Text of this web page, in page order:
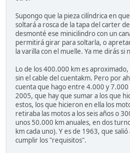
Supongo que la pieza cilíndrica en
soltará a rosca de la tapa del carter
desmonté ese minicilindro con un
permitirá girar para soltarla, o
la varilla con el muelle. Ya me dirás si
Lo de los 400.000 km es
sin el cable del cuentakm. Pero por
cuenta que hago entre 4.000 y 7.000
2005, que hay que sumar a los que
estos, los que hicieron en ella los
retiraba las motos a los seis años o
unos 50.000 km anuales, en dos
km cada uno). Y es de 1963, que
cumplir los "requisitos".